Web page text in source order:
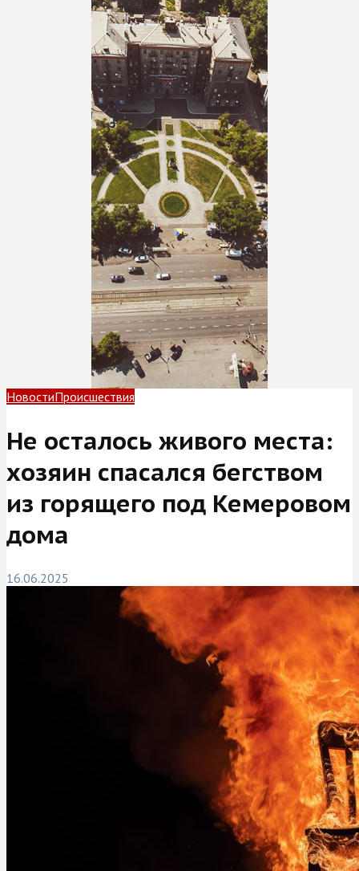
НовостиПроисшествия
Не осталось живого места:
хозяин спасался бегством
из горящего под Кемеровом
дома
16.06.2025